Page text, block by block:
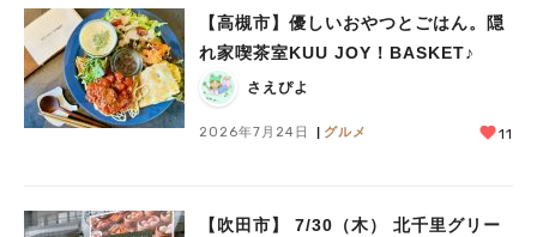
【高槻市】優しいおやつとごはん。隠
れ家喫茶室KUU JOY！BASKET♪
さえぴよ
2026年7月24日 グルメ 11
【吹田市】 7/30（木） 北千里グリー